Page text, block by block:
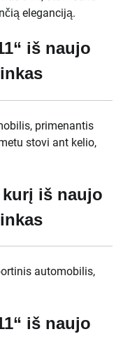
iš naujo
kurį iš naujo
iš naujo